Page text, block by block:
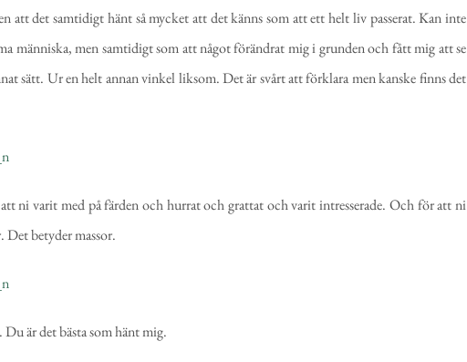
det samtidigt hänt så mycket att det känns som att ett helt liv passerat. Kan inte
människa, men samtidigt som att något förändrat mig i grunden och fått mig att se
sätt. Ur en helt annan vinkel liksom. Det är svårt att förklara men kanske finns det
ni varit med på färden och hurrat och grattat och varit intresserade. Och för att ni
Det betyder massor.
är det bästa som hänt mig.